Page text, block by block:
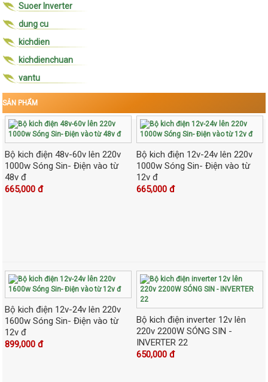
Suoer Inverter
dung cu
kichdien
kichdienchuan
vantu
SẢN PHẨM
Bộ kich điện 48v-60v lên 220v
1000w Sóng Sin- Điện vào từ
48v đ
665,000 đ
Bộ kich điện 12v-24v lên 220v
1000w Sóng Sin- Điện vào từ
12v đ
665,000 đ
Bộ kich điện 12v-24v lên 220v
1600w Sóng Sin- Điện vào từ
12v đ
899,000 đ
Bộ kich điện inverter 12v lên
220v 2200W SÓNG SIN -
INVERTER 22
650,000 đ